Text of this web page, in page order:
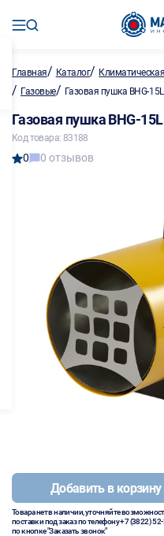
Главная/ Каталог/
/ Газовые/ Газовая пушка BHG-
Газовая пушка BHG-
Код товара: 83188
0 0 отзывов
Добавить в корзину
Товара нет в наличии, уточняйте
поставки под заказ по телефону+7 (3822)
по кнопке "Заказать звонок"